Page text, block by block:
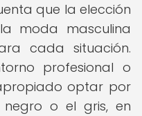
que la elección
moda masculina
cada situación.
profesional o
optar por
o el gris, en